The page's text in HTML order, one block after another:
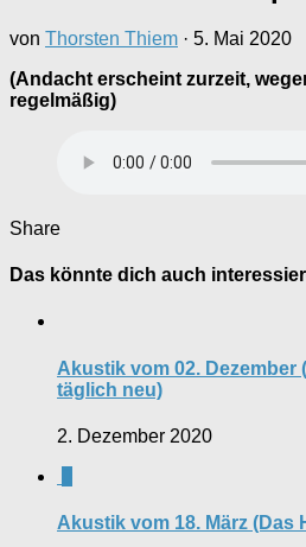
von Thorsten Thiem · 5. Mai 2020
(Andacht erscheint zurzeit,
regelmäßig)
Share
Das könnte dich auch
Akustik vom 02. Dezember
täglich neu)
2. Dezember 2020
Akustik vom 18. März (Das